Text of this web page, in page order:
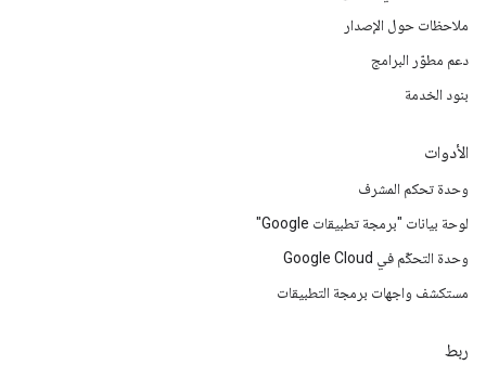
ملاحظات حول الإصدار
دعم مطوّر البرامج
بنود الخدمة
الأدوات
وحدة تحكم المشرف
لوحة بيانات "برمجة تطبيقات Google"
وحدة التحكّم في Google Cloud
مستكشف واجهات برمجة التطبيقات
ربط